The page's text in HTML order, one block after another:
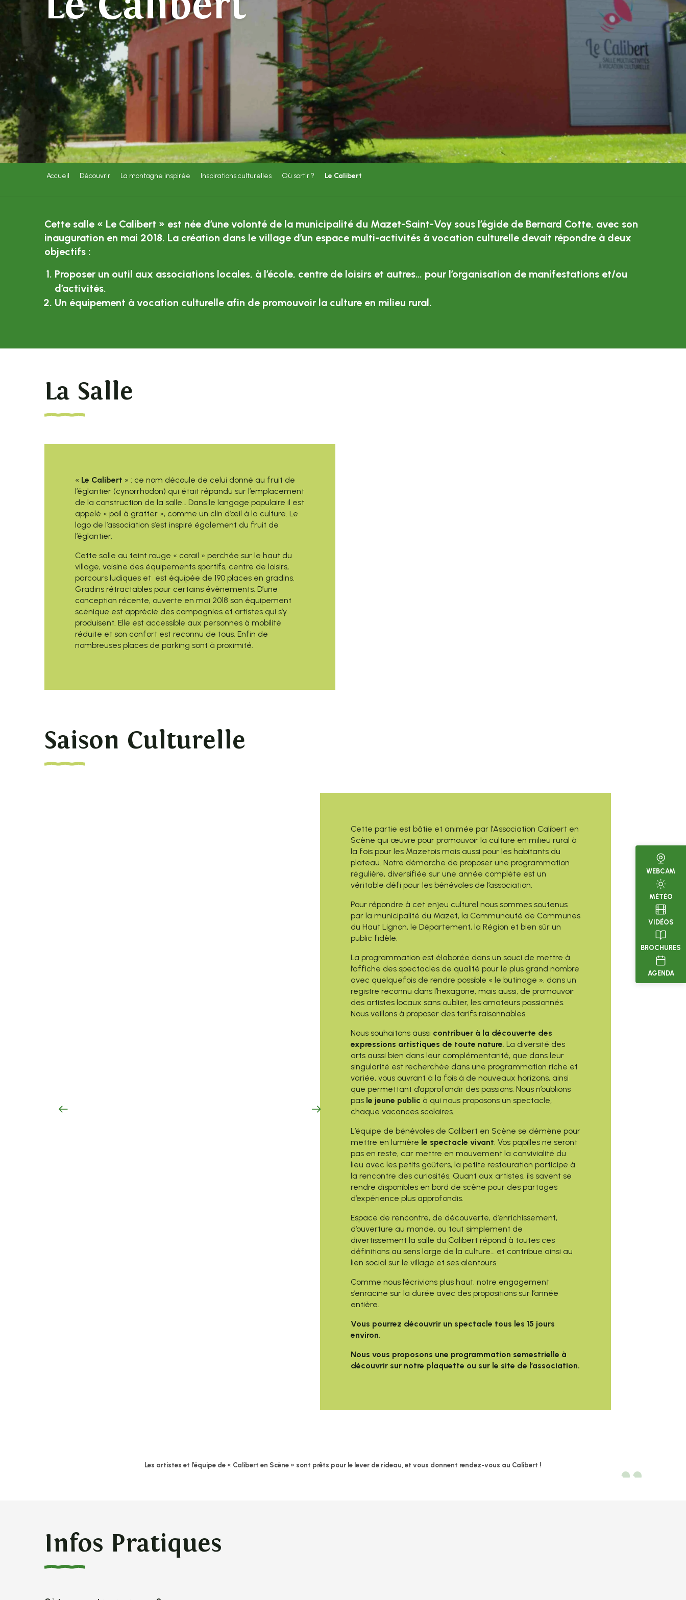
WEBCAM
MÉTÉO
VIDÉOS
BROCHURES
AGENDA
Accueil Découvrir La montagne inspirée Inspirations culturelles Où sortir ? Le Calibert
Cette salle « Le Calibert » est née d’une volonté de la municipalité du Mazet-Saint-Voy sous l’égide de Bernard Cotte, avec son
inauguration en mai 2018. La création dans le village d’un espace multi-activités à vocation culturelle devait répondre à deux
objectifs :
Proposer un outil aux associations locales, à l’école, centre de loisirs et autres… pour l’organisation de manifestations et/ou
d’activités.
Un équipement à vocation culturelle afin de promouvoir la culture en milieu rural.
La Salle
« Le Calibert » : ce nom découle de celui donné au fruit de
l’églantier (cynorrhodon) qui était répandu sur l’emplacement
de la construction de la salle… Dans le langage populaire il est
appelé « poil à gratter », comme un clin d’œil à la culture. Le
logo de l’association s’est inspiré également du fruit de
l’églantier.
Cette salle au teint rouge « corail » perchée sur le haut du
village, voisine des équipements sportifs, centre de loisirs,
parcours ludiques et est équipée de 190 places en gradins.
Gradins rétractables pour certains évènements. D’une
conception récente, ouverte en mai 2018 son équipement
scénique est apprécié des compagnies et artistes qui s’y
produisent. Elle est accessible aux personnes à mobilité
réduite et son confort est reconnu de tous. Enfin de
nombreuses places de parking sont à proximité.
Saison Culturelle
Cette partie est bâtie et animée par l’Association Calibert en
Scène qui œuvre pour promouvoir la culture en milieu rural à
la fois pour les Mazetois mais aussi pour les habitants du
plateau. Notre démarche de proposer une programmation
régulière, diversifiée sur une année complète est un
véritable défi pour les bénévoles de l’association.
Pour répondre à cet enjeu culturel nous sommes soutenus
par la municipalité du Mazet, la Communauté de Communes
du Haut Lignon, le Département, la Région et bien sûr un
public fidèle.
La programmation est élaborée dans un souci de mettre à
l’affiche des spectacles de qualité pour le plus grand nombre
avec quelquefois de rendre possible « le butinage », dans un
registre reconnu dans l’hexagone, mais aussi, de promouvoir
des artistes locaux sans oublier, les amateurs passionnés.
Nous veillons à proposer des tarifs raisonnables.
Nous souhaitons aussi contribuer à la découverte des
expressions artistiques de toute nature. La diversité des
arts aussi bien dans leur complémentarité, que dans leur
singularité est recherchée dans une programmation riche et
variée, vous ouvrant à la fois à de nouveaux horizons, ainsi
que permettant d’approfondir des passions. Nous n’oublions
pas le jeune public à qui nous proposons un spectacle,
chaque vacances scolaires.
L’équipe de bénévoles de Calibert en Scène se démène pour
mettre en lumière le spectacle vivant. Vos papilles ne seront
pas en reste, car mettre en mouvement la convivialité du
lieu avec les petits goûters, la petite restauration participe à
la rencontre des curiosités. Quant aux artistes, ils savent se
rendre disponibles en bord de scène pour des partages
d’expérience plus approfondis.
Espace de rencontre, de découverte, d’enrichissement,
d’ouverture au monde, ou tout simplement de
divertissement la salle du Calibert répond à toutes ces
définitions au sens large de la culture… et contribue ainsi au
lien social sur le village et ses alentours.
Comme nous l’écrivions plus haut, notre engagement
s’enracine sur la durée avec des propositions sur l’année
entière.
Vous pourrez découvrir un spectacle tous les 15 jours
environ.
Nous vous proposons une programmation semestrielle à
découvrir sur notre plaquette ou sur le site de l’association.
Les artistes et l’équipe de « Calibert en Scène » sont prêts pour le lever de rideau, et vous donnent rendez-vous au Calibert !
Infos Pratiques